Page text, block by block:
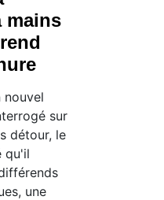
mains
nouvel
sur
détour, le
qu'il
une